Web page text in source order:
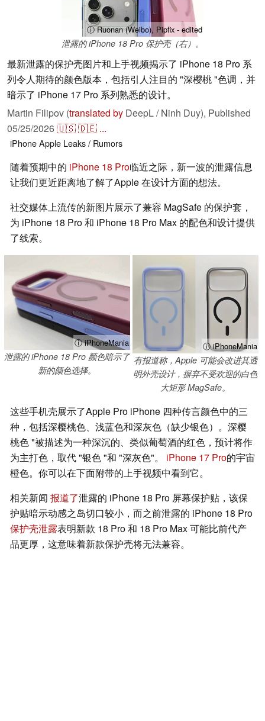
ⓘ Ruonan (Weibo), Pipfix - edited
泄露的 iPhone 18 Pro 保护壳（右）。
最新泄露的保护壳图片和上手视频揭示了 iPhone 18 Pro 系
列令人期待的颜色版本，包括引人注目的 "深樱桃 "色调，并
暗示了 iPhone 17 Pro 系列熟悉的设计。
Martin Filipov (translated by DeepL / Ninh Duy), Published
05/25/2026🇺🇸🇩🇪 ...
iPhoneApple Leaks / Rumors
随着预期中的 iPhone 18 Pro临近之际，新一波的泄露信息
让我们更近距离地了解了Apple 在设计方面的想法。
社交媒体上流传的新图片展示了兼容 MagSafe 的保护套，
为 iPhone 18 Pro 和 iPhone 18 Pro Max 的配色和设计提供
了线索。
ⓘ iPhoneMania
泄露的 iPhone 18 Pro 颜色暗示了
新的颜色选择。
ⓘ iPhoneMania
有报道称，Apple 可能会改进其透
明外壳设计，摒弃不受欢迎的白色
大矩形 MagSafe。
这些手机壳展示了Apple Pro iPhone 四种传言颜色中的三
种，包括深樱桃色、浅蓝色和深灰色（缺少银色）。深樱
桃色 "被描述为一种深沉的、类似葡萄酒的红色，预计将作
为主打色，取代 "银色 "和 "深灰色"。 iPhone 17 Pro的宇宙
橙色。你可以在下面附带的上手视频中看到它。
相关新闻 报道了泄露的 iPhone 18 Pro 屏幕保护贴，该保
护贴暗示动感之岛切口较小，而之前泄露的 iPhone 18 Pro
保护壳泄露表明新款 18 Pro 和 18 Pro Max 可能比前代产
品更厚，这意味着新款保护壳将无法兼容。